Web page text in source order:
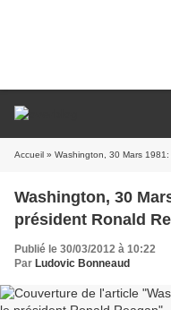
Accueil » Washington, 30 Mars
Washington, 30
président Ronald
Publié le 30/03/2012 à 10:22
Par Ludovic Bonneaud